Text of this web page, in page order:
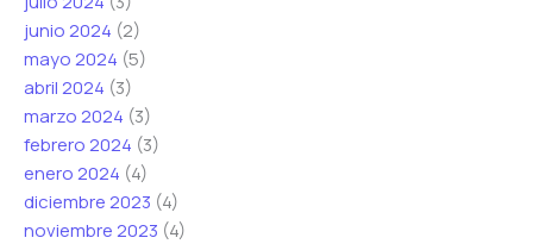
junio 2024 (2)
mayo 2024 (5)
abril 2024 (3)
marzo 2024 (3)
febrero 2024 (3)
enero 2024 (4)
diciembre 2023 (4)
noviembre 2023 (4)